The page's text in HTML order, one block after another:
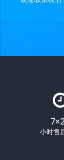
小时售